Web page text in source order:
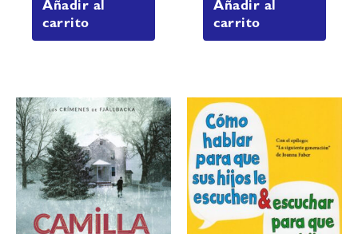
Añadir al
carrito
Añadir al
carrito